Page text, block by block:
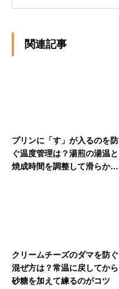
関連記事
プリンに「す」が入るのを防
ぐ温度管理は？湯煎の湯温と
焼成時間を調整して滑らか食
クリームチーズのダマを防ぐ
混ぜ方は？常温に戻してから
砂糖を加えて練るのがコツ